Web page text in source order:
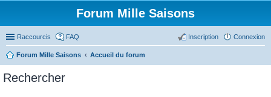
Forum Mille Saisons
Raccourcis FAQ Connexion
Inscription
Forum Mille Saisons Accueil du forum
Rechercher